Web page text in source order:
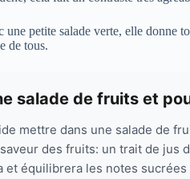
petite salade verte, elle donne
de tous.
salade de fruits et
mettre dans une salade de
des fruits: un trait de jus
et équilibrera les notes